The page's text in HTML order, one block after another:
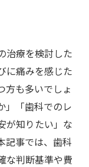
治療を検討した
に痛みを感じた
方も多いでしょ
」「歯科でのレ
が知りたい」な
記事では、歯科
な判断基準や費